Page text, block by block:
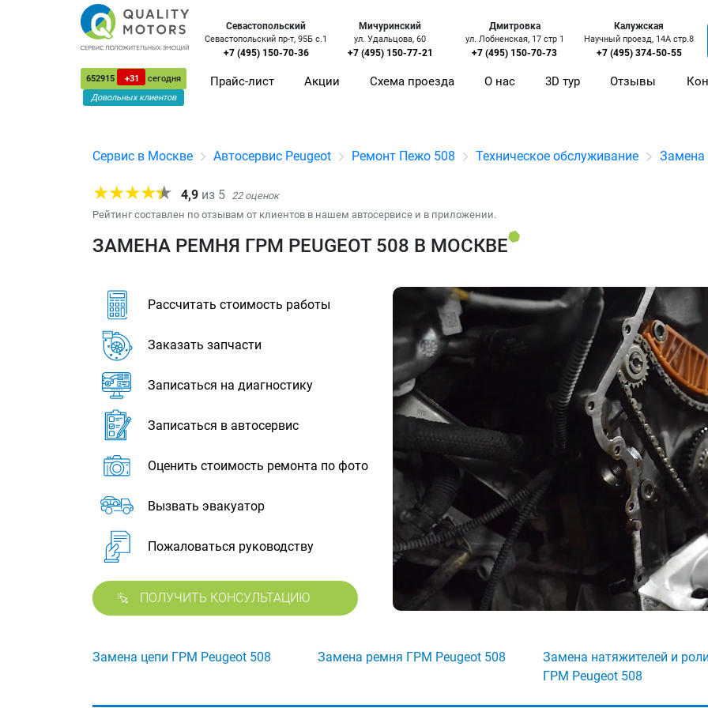
652915 +31
сегодня
Довольных клиентов
Севастопольский
Севастопольский пр-т, 95Б с.1
+7 (495) 150-70-36
Мичуринский
ул. Удальцова, 60
+7 (495) 150-77-21
Дмитровка
ул. Лобненская, 17 стр 1
+7 (495) 150-70-73
Калужская
Научный проезд, 14А стр.8
+7 (495) 374-50-55
Прайс-лист Акции Схема проезда О нас 3D тур Отзывы
Сервис в Москве Автосервис Peugeot Ремонт Пежо 508 Техническое обслуживание Замена
4,9 из 5 22оценок
Рейтинг составлен по отзывам от клиентов в нашем автосервисе и в приложении.
ЗАМЕНА РЕМНЯ ГРМ PEUGEOT 508 В МОСКВЕ
Рассчитать стоимость работы
Заказать запчасти
Записаться на диагностику
Записаться в автосервис
Оценить стоимость ремонта по фото
Вызвать эвакуатор
Пожаловаться руководству
ПОЛУЧИТЬ КОНСУЛЬТАЦИЮ
Замена цепи ГРМ Peugeot 508 Замена ремня ГРМ Peugeot 508
Замена натяжителей и
ГРМ Peugeot 508